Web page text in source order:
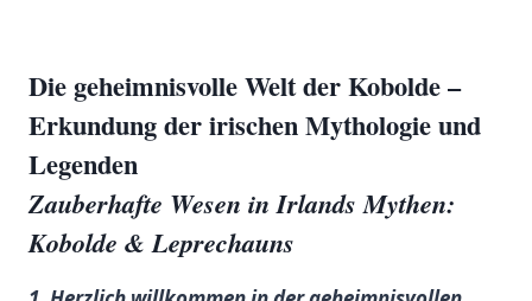
Die geheimnisvolle Welt der Kobolde – ​
Erkundung der irischen Mythologie und
Legenden
Zauberhafte Wesen in⁢ Irlands Mythen:
Kobolde & Leprechauns